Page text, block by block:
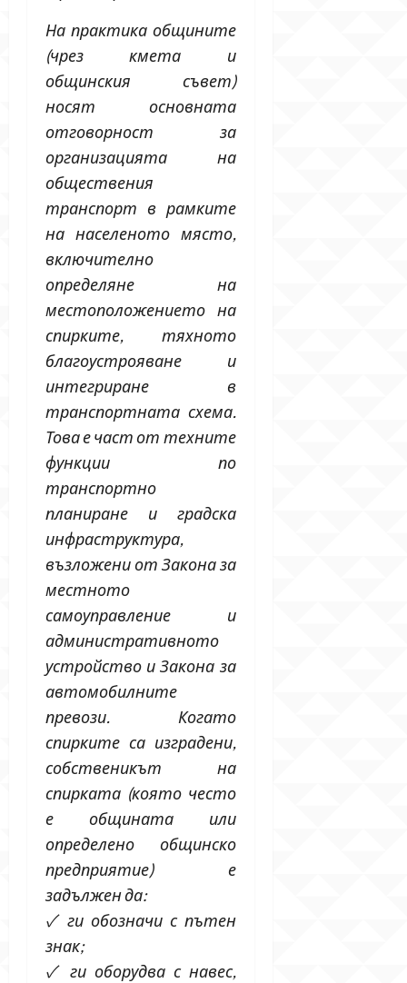
На практика общините
(чрез кмета и
общинския съвет)
носят основната
отговорност за
организацията на
обществения
транспорт в рамките
на населеното място,
включително
определяне на
местоположението на
спирките, тяхното
благоустрояване и
интегриране в
транспортната схема.
Това е част от техните
функции по
транспортно
планиране и градска
инфраструктура,
възложени от Закона за
местното
самоуправление и
административното
устройство и Закона за
автомобилните
превози. Когато
спирките са изградени,
собственикът на
спирката (която често
е общината или
определено общинско
предприятие) е
задължен да:
✓ ги обозначи с пътен
знак;
✓ ги оборудва с навес,